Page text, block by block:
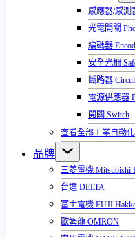
感應器/感測
光電開關
編碼器
安全光柵
斷路器
電源供應器
開關 Switch
查看全部工業自動
品牌
三菱電機 Mitsubishi
台達 DELTA
富士電機 FUJI
歐姆龍 OMRON